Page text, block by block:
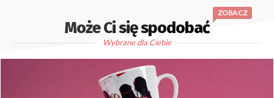
Może Ci się spodobać
ZOBACZ
Wybrane dla Ciebie